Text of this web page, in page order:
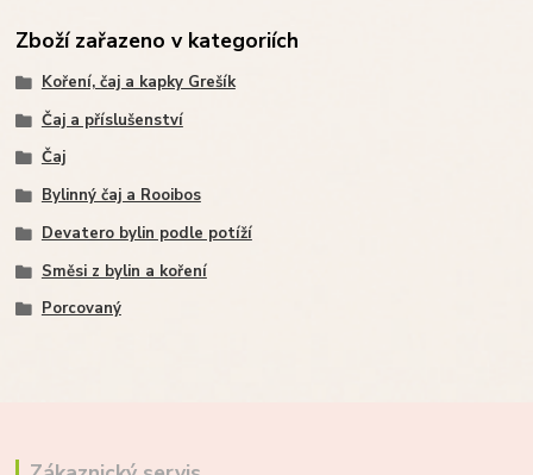
Zboží zařazeno v kategoriích
Koření, čaj a kapky Grešík
Čaj a příslušenství
Čaj
Bylinný čaj a Rooibos
Devatero bylin podle potíží
Směsi z bylin a koření
Porcovaný